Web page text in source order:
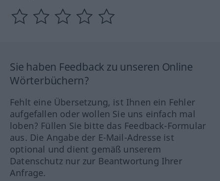
Sie haben Feedback zu unseren Online
Wörterbüchern?
Fehlt eine Übersetzung, ist Ihnen ein Fehler
aufgefallen oder wollen Sie uns einfach mal
loben? Füllen Sie bitte das Feedback-Formular
aus. Die Angabe der E-Mail-Adresse ist
optional und dient gemäß unserem
Datenschutz nur zur Beantwortung Ihrer
Anfrage.